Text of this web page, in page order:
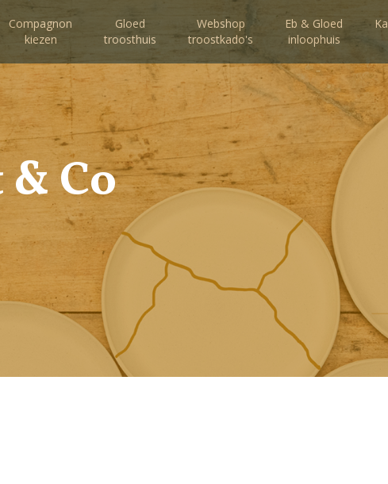
Compagnon
kiezen
Gloed
troosthuis
Webshop
troostkado's
Eb & Gloed
inloophuis
Co